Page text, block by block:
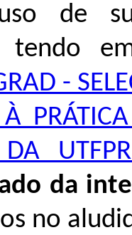
de
tendo
-
DA
da
no